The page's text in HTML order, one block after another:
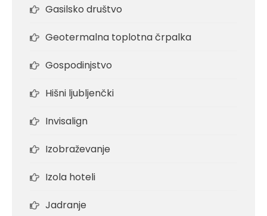
Gasilsko društvo
Geotermalna toplotna črpalka
Gospodinjstvo
Hišni ljubljenčki
Invisalign
Izobraževanje
Izola hoteli
Jadranje